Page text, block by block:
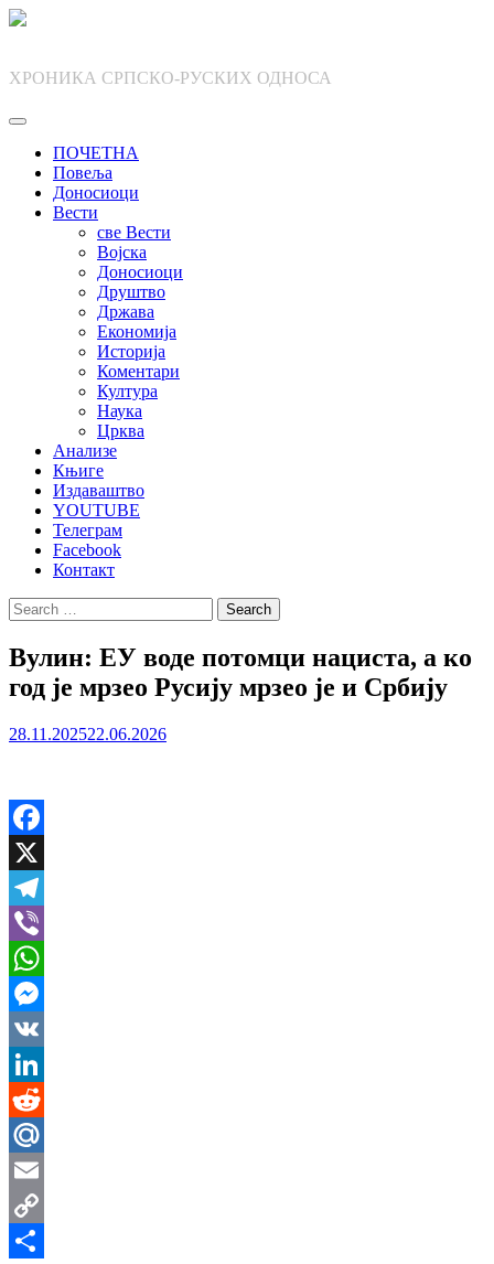
Skip
ХРОНИКА СРПСКО-РУСКИХ ОДНОСА
ПОЧЕТНА
Повеља
Доносиоци
Вести
све Вести
Војска
Доносиоци
Друштво
Држава
Економија
Историја
Коментари
Култура
Наука
Црква
Анализе
Књиге
Издаваштво
YOUTUBE
Телеграм
Facebook
Контакт
Search
for:
Вулин: ЕУ воде потомци нациста, а ко
год је мрзео Русију мрзео је и Србију
28.11.202522.06.2026
Facebook
X
Telegram
Viber
WhatsApp
Messenger
VK
LinkedIn
Reddit
Mail.Ru
Email
Copy